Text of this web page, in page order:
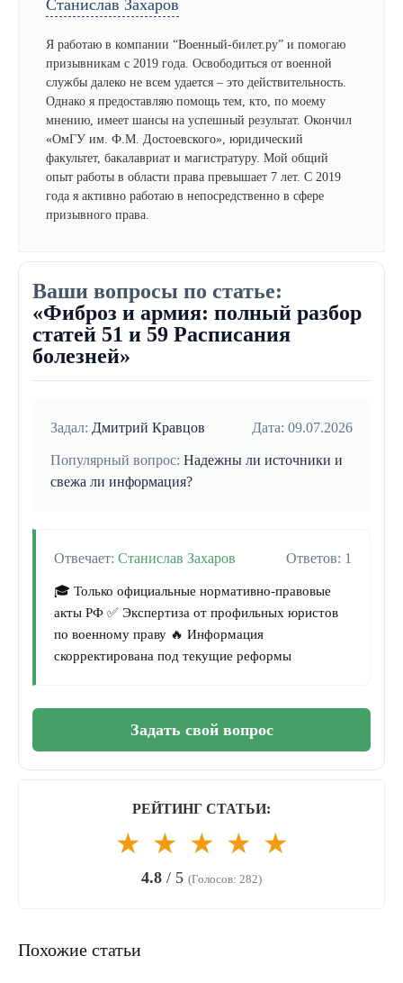
Станислав Захаров
Я работаю в компании “Военный-билет.ру” и помогаю
призывникам с 2019 года. Освободиться от военной
службы далеко не всем удается – это действительность.
Однако я предоставляю помощь тем, кто, по моему
мнению, имеет шансы на успешный результат. Окончил
«ОмГУ им. Ф.М. Достоевского», юридический
факультет, бакалавриат и магистратуру. Мой общий
опыт работы в области права превышает 7 лет. С 2019
года я активно работаю в непосредственно в сфере
призывного права.
Ваши вопросы по статье:
«Фиброз и армия: полный разбор
статей 51 и 59 Расписания
болезней»
Задал: Дмитрий Кравцов Дата: 09.07.2026
Популярный вопрос: Надежны ли источники и
свежа ли информация?
Отвечает: Станислав Захаров Ответов: 1
🎓 Только официальные нормативно-правовые
акты РФ ✅ Экспертиза от профильных юристов
по военному праву 🔥 Информация
скорректирована под текущие реформы
Задать свой вопрос
РЕЙТИНГ СТАТЬИ:
★ ★ ★ ★ ★
4.8 / 5 (Голосов: 282)
Похожие статьи